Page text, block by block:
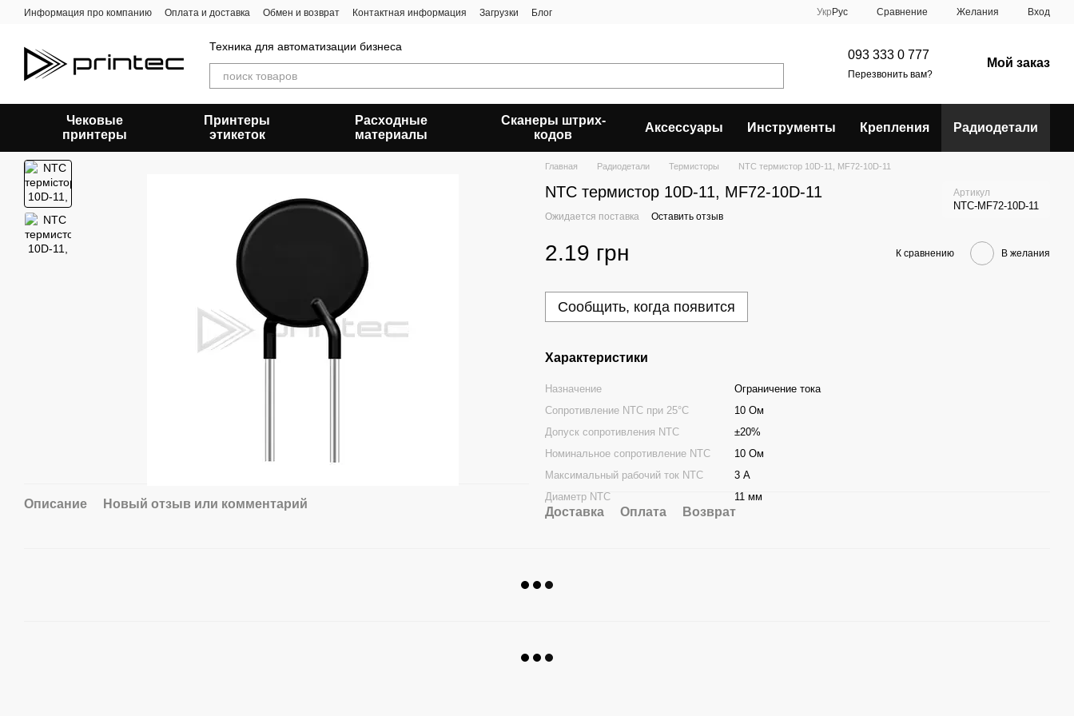
Перейти к основному контенту
Информация про компанию Оплата и доставка Обмен и возврат Контактная информация Загрузки Блог Укр Рус Сравнение Желания Вход
Техника для автоматизации бизнеса
093 333 0 777
Перезвонить вам?
Мой заказ
Чековые
принтеры
Принтеры
этикеток
Расходные
материалы
Сканеры штрих-
кодов
Аксессуары Инструменты Крепления Радиодетали
Описание Новый отзыв или комментарий
Главная Радиодетали Термисторы NTC термистор 10D-11, MF72-10D-11
NTC термистор 10D-11, MF72-10D-11 Артикул
NTC-MF72-10D-11
Ожидается поставка Оставить отзыв
2.19 грн К сравнению В желания
Сообщить, когда появится
Характеристики
Назначение
Ограничение тока
Сопротивление NTC при 25°C
10 Ом
Допуск сопротивления NTC
±20%
Номинальное сопротивление NTC
10 Ом
Максимальный рабочий ток NTC
3 А
Диаметр NTC
11 мм
Доставка Оплата Возврат